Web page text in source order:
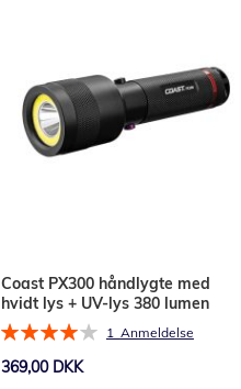
Coast PX300 håndlygte med
hvidt lys + UV-lys 380 lumen
Bedømmelse:
1 Anmeldelse
369,00 DKK